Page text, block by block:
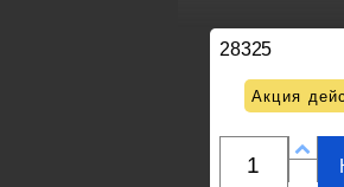
28325
Акция